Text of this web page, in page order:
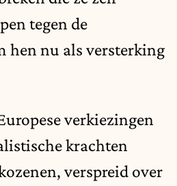
tegen de
hen nu als versterking
verkiezingen
krachten
verspreid over